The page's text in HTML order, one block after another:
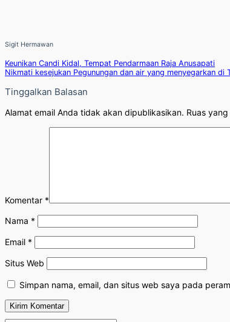
Sigit Hermawan
Keunikan Candi Kidal, Tempat Pendarmaan Raja Anusapati
Nikmati kesejukan Pegunungan dan air yang menyegarkan di
Tinggalkan Balasan
Alamat email Anda tidak akan dipublikasikan. Ruas
Komentar *
Nama *
Email *
Situs Web
Simpan nama, email, dan situs web saya pada